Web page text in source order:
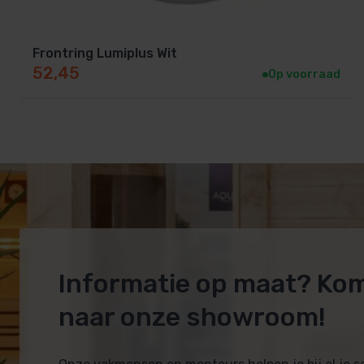
Frontring Lumiplus Wit
52,45 Op voorraad
Informatie op maat?
naar onze showroom!